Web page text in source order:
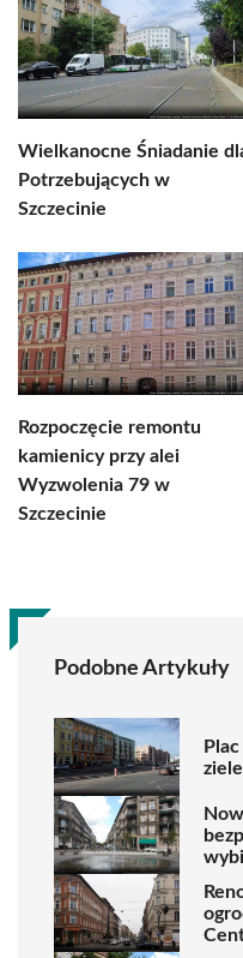
Wielkanocne Śniadanie
Potrzebujących w
Szczecinie
Rozpoczęcie remontu
kamienicy przy alei
Wyzwolenia 79 w
Szczecinie
Podobne Artykuły